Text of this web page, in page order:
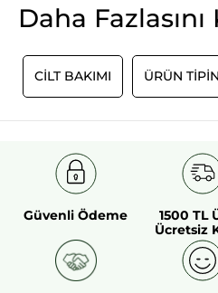
Daha
CİLT BAKIMI ÜRÜN
Güvenli Ödeme
1500 TL
Ücretsiz